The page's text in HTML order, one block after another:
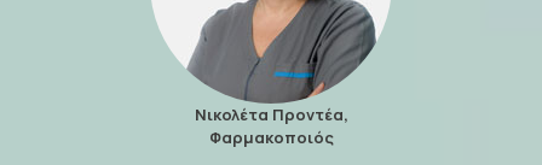
Νικολέτα Προντέα,
Φαρμακοποιός